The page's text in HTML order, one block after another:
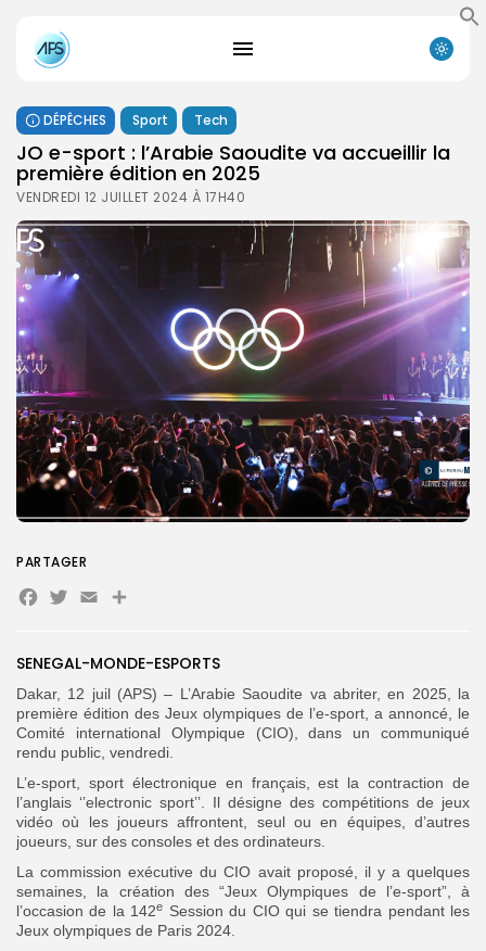
Search
for:
DÉPÊCHES Sport Tech
JO e-sport : l’Arabie Saoudite va accueillir la
première édition en 2025
VENDREDI 12 JUILLET 2024 À 17H40
SENEGAL-MONDE-ESPORTS
Dakar, 12 juil (APS) – L’Arabie Saoudite va abriter, en 2025, la
première édition des Jeux olympiques de l’e-sport, a annoncé, le
Comité international Olympique (CIO), dans un communiqué
rendu public, vendredi.
L’e-sport, sport électronique en français, est la contraction de
l’anglais ‘’electronic sport’’. Il désigne des compétitions de jeux
vidéo où les joueurs affrontent, seul ou en équipes, d’autres
joueurs, sur des consoles et des ordinateurs.
La commission exécutive du CIO avait proposé, il y a quelques
semaines, la création des “Jeux Olympiques de l’e-sport”, à
l’occasion de la 142e Session du CIO qui se tiendra pendant les
Jeux olympiques de Paris 2024.
PARTAGER
Facebook
Twitter
EmailPartager